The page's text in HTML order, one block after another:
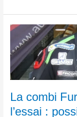
La combi
l’essai :
La
combi
Furygan
de
Johann
à
: